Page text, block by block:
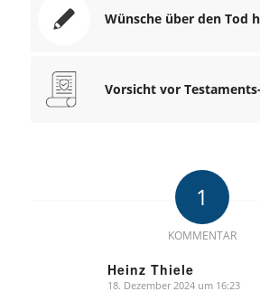
Wünsche über den Tod
Vorsicht vor
1
KOMMENTAR
Heinz Thiele
sagte:
18. Dezember 2024 um 16:23